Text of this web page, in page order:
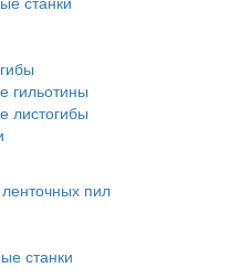
гильотины
листогибы
пил
станки